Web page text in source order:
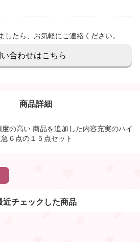
たら、お気軽にご連絡ください。
合わせはこちら
商品詳細
の高い 商品を追加した内容充実のハイ
６点の１５点セット
近チェックした商品